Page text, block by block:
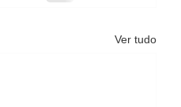
Ver tudo